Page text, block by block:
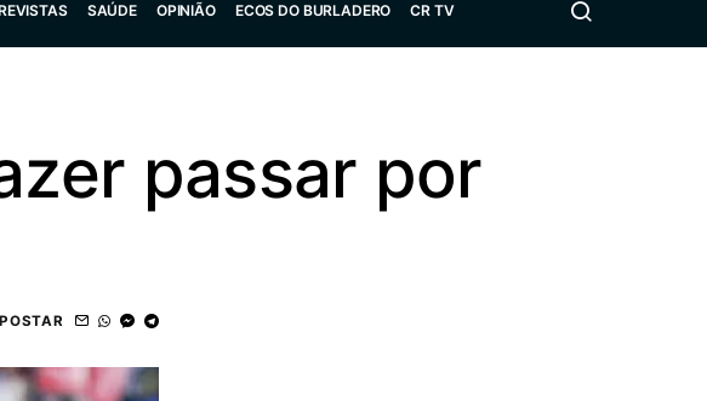
SAÚDE OPINIÃO ECOS DO BURLADERO CR TV
passar por
POSTAR